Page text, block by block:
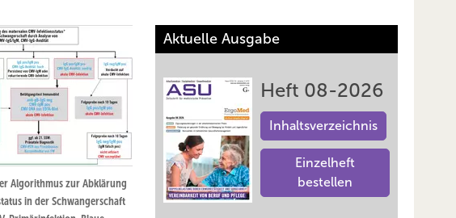
Algorithmus zur Abklärung
in der Schwangerschaft
Aktuelle Ausgabe
Heft 08-2026
Inhaltsverzeichnis
Einzelheft
bestellen